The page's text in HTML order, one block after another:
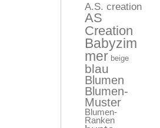
A.S. creation
AS
Creation
Babyzim
mer beige
blau
Blumen
Blumen-
Muster
Blumen-
Ranken